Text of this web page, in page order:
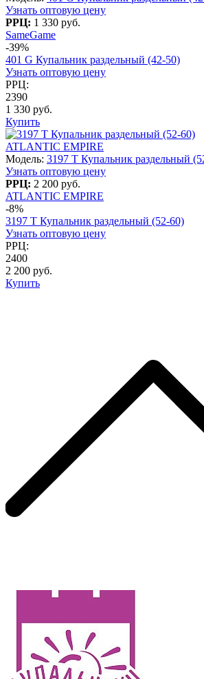
Узнать оптовую цену
РРЦ: 1 330 руб.
SameGame
-39%
401 G Купальник раздельный (42-50)
Узнать оптовую цену
РРЦ:
2390
1 330 руб.
Купить
ATLANTIC EMPIRE
Модель: 3197 T Купальник раздельный
Узнать оптовую цену
РРЦ: 2 200 руб.
ATLANTIC EMPIRE
-8%
3197 T Купальник раздельный (52-60)
Узнать оптовую цену
РРЦ:
2400
2 200 руб.
Купить